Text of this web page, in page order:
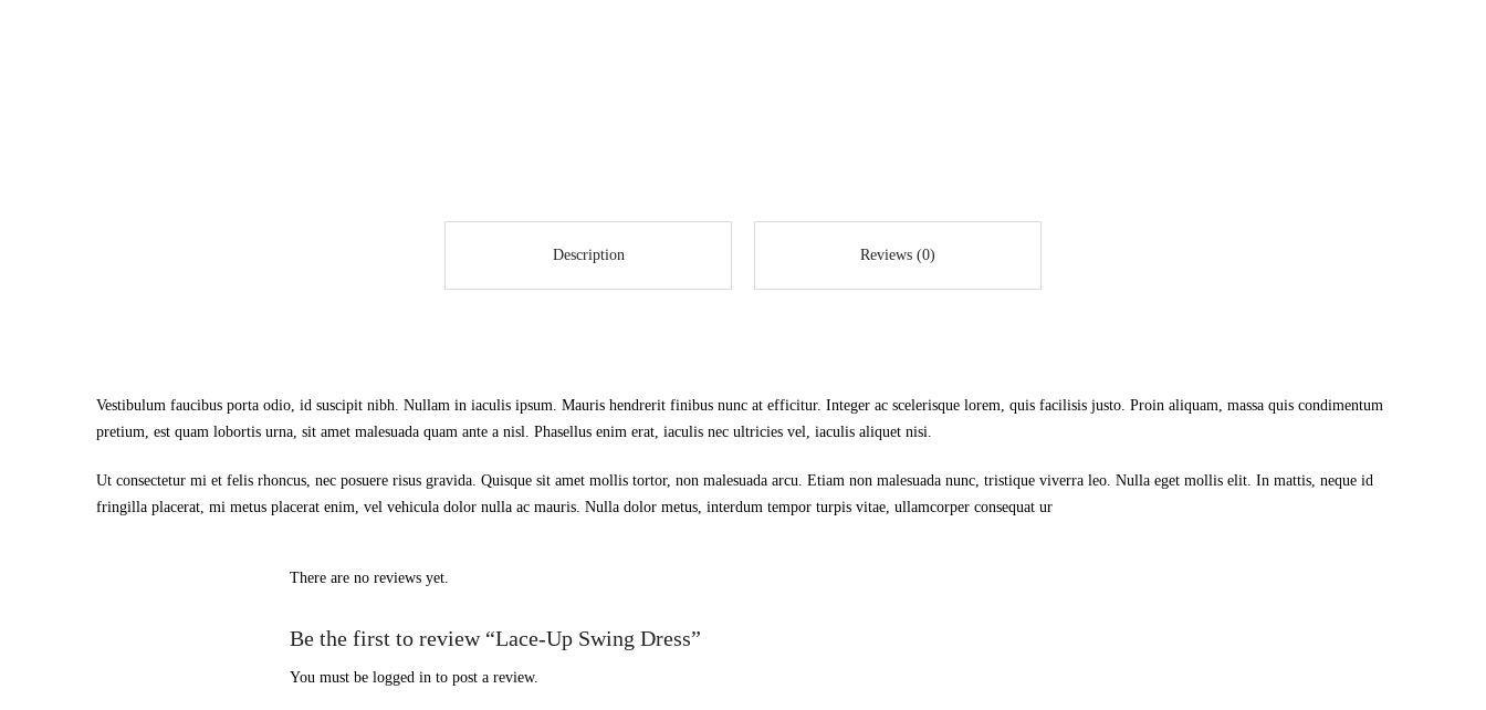
Description Reviews (0)
Vestibulum faucibus porta odio, id suscipit nibh. Nullam in iaculis ipsum. Mauris hendrerit finibus nunc at efficitur. Integer ac scelerisque lorem, quis facilisis justo. Proin aliquam, massa quis condimentum
pretium, est quam lobortis urna, sit amet malesuada quam ante a nisl. Phasellus enim erat, iaculis nec ultricies vel, iaculis aliquet nisi.
Ut consectetur mi et felis rhoncus, nec posuere risus gravida. Quisque sit amet mollis tortor, non malesuada arcu. Etiam non malesuada nunc, tristique viverra leo. Nulla eget mollis elit. In mattis, neque id
fringilla placerat, mi metus placerat enim, vel vehicula dolor nulla ac mauris. Nulla dolor metus, interdum tempor turpis vitae, ullamcorper consequat ur
There are no reviews yet.
Be the first to review “Lace-Up Swing Dress”
You must be logged in to post a review.